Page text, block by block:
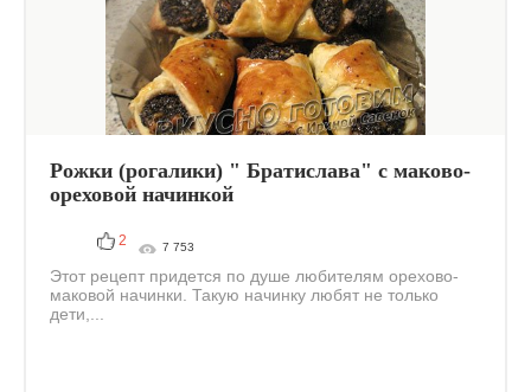
Рожки (рогалики) " Братислава" с маково-
ореховой начинкой
2 7 753
Этот рецепт придется по душе любителям орехово-
маковой начинки. Такую начинку любят не только
дети,...